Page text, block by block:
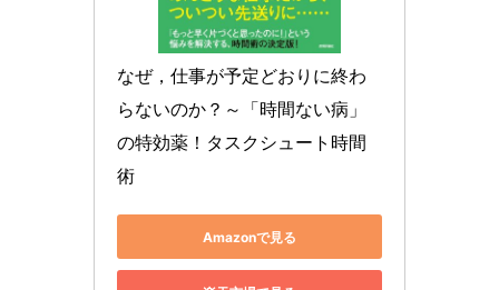
なぜ，仕事が予定どおりに終わ
らないのか？～「時間ない病」
の特効薬！タスクシュート時間
術
Amazonで見る